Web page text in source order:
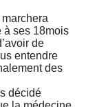
à ses 18mois
de
entendre
des
décidé